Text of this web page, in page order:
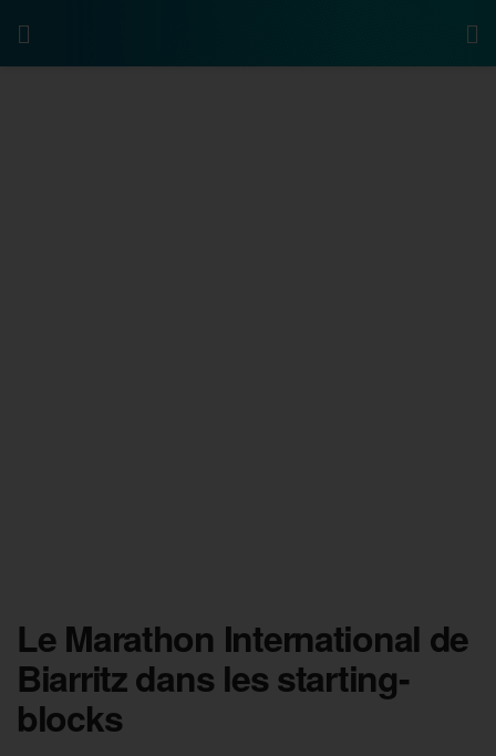
Le Marathon International de
Biarritz dans les starting-
blocks